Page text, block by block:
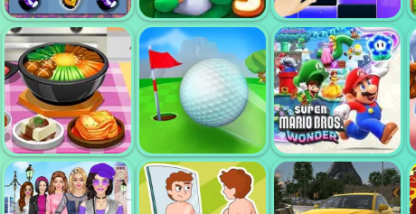
MARBLE
MATCH ORIGIN
TALLMAN RUN
FOREST MATCH
3
BUTTERFLY
KYODAI
DELUXE 2
GARDEN TALES
3
PIANO MASTER